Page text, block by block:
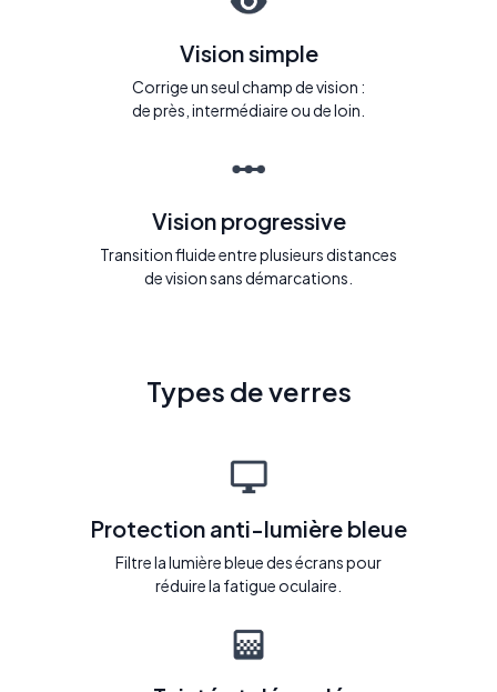
Vision simple
Corrige un seul champ de vision :
de près, intermédiaire ou de loin.
Vision progressive
Transition fluide entre plusieurs distances
de vision sans démarcations.
Types de verres
Protection anti-lumière bleue
Filtre la lumière bleue des écrans pour
réduire la fatigue oculaire.